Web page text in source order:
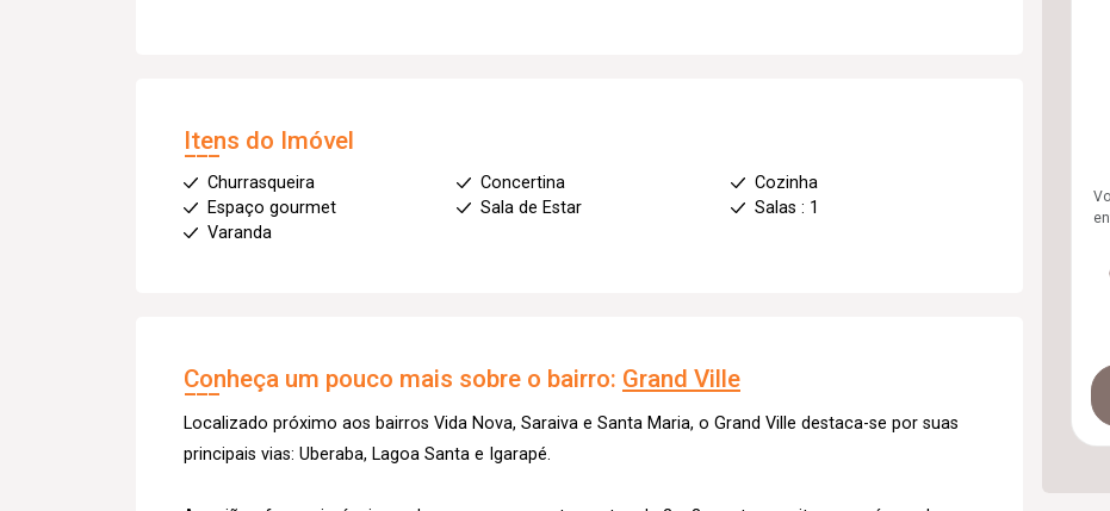
Itens do Imóvel
Churrasqueira Concertina
Cozinha
Espaço gourmet
Sala de Estar
Salas : 1
Varanda
Conheça um pouco mais sobre o bairro: Grand Ville
Localizado próximo aos bairros Vida Nova, Saraiva e Santa Maria, o Grand Ville destaca-se por suas
principais vias: Uberaba, Lagoa Santa e Igarapé.